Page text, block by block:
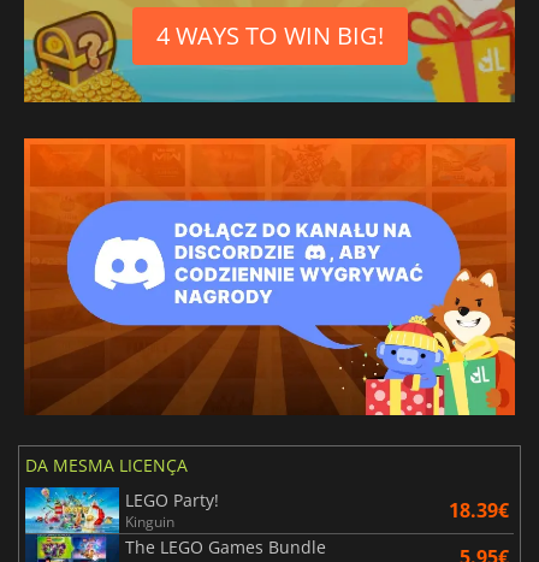
4 WAYS TO WIN BIG!
DA MESMA LICENÇA
LEGO Party!
Kinguin 18.39€
The LEGO Games Bundle